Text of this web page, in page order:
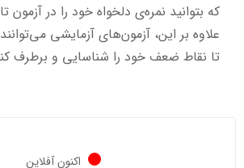
که بتوانید نمره‌ی دلخواه خود را در
علاوه بر این، آزمون‌های آزمایشی
تا نقاط ضعف خود را شناسایی و برطرف
اکنون آفلاین